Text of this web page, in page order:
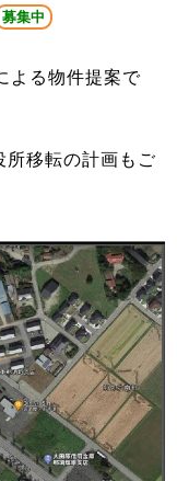
募集中
よる物件提案で
所移転の計画もご